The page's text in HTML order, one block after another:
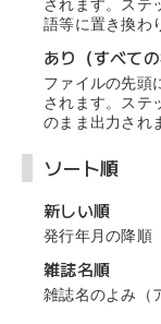
語等に置き換わ
あり（すべての
ファイルの先頭
されます。ステ
のまま出力され
ソート順
新しい順
発行年月の降順
雑誌名順
雑誌名のよみ（